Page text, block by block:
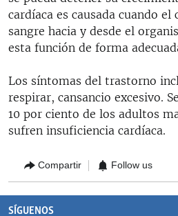
cardíaca es causada cuando
sangre hacia y desde el
esta función de forma
Los síntomas del trastorno
respirar, cansancio excesivo.
10 por ciento de los adultos
sufren insuficiencia cardíaca.
Compartir Follow us
SÍGUENOS